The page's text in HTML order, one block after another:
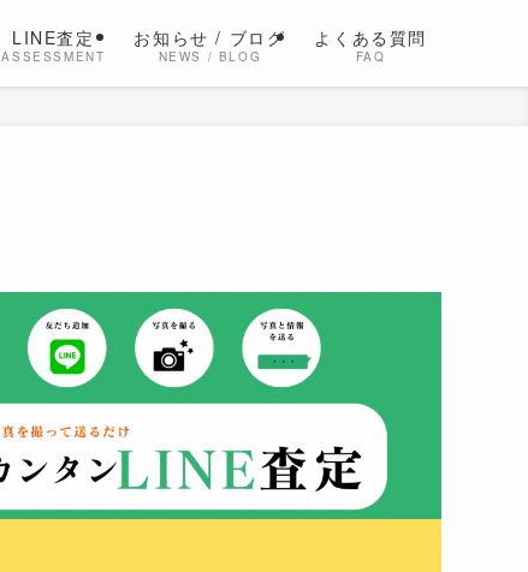
LINE査定
ASSESSMENT
お知らせ / ブログ
NEWS / BLOG
よくある質問
FAQ